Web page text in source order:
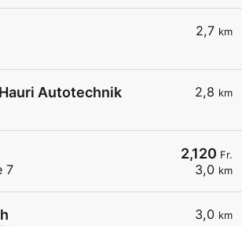
2,7 km
2,8 km
Autotechnik
2,120 Fr.
3,0 km
7
3,0 km